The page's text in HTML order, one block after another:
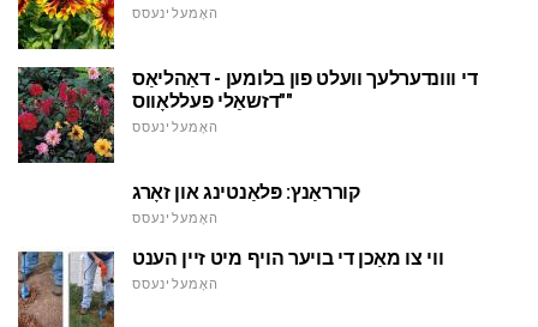
האָמעלינעסס
די ווונדערלעך וועלט פון בלומען - דאַהליאַס
"דזשאַלי פעללאָווס"
האָמעלינעסס
קורראַנץ: פּלאַנטינג און זאָרג
האָמעלינעסס
ווי צו מאַכן די בויער הויף מיט זיין הענט
האָמעלינעסס